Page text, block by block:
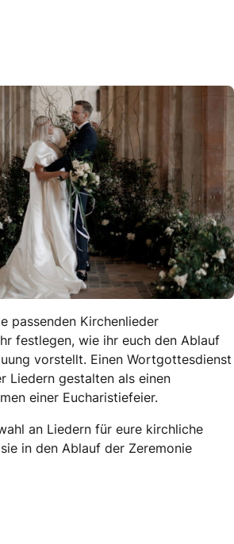
passenden Kirchenlieder
festlegen, wie ihr euch den Ablauf
vorstellt. Einen Wortgottesdienst
Liedern gestalten als einen
einer Eucharistiefeier.
an Liedern für eure kirchliche
in den Ablauf der Zeremonie